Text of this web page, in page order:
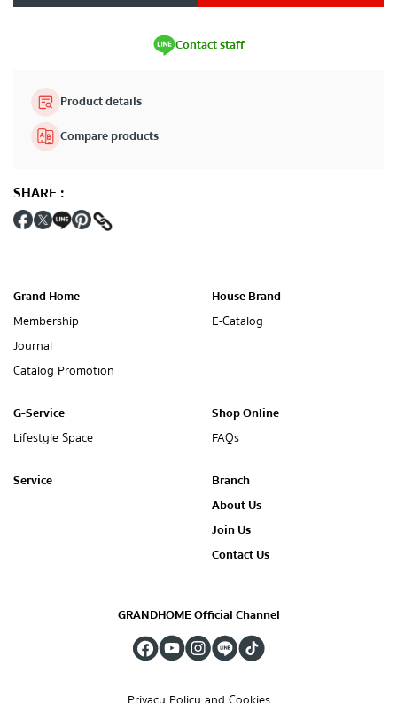
Contact staff
Product details
Compare products
SHARE:
Grand Home
Membership
Journal
Catalog Promotion
House Brand
E-Catalog
G-Service
Lifestyle Space
Shop Online
FAQs
Service
Branch
About Us
Join Us
Contact Us
GRANDHOME Official Channel